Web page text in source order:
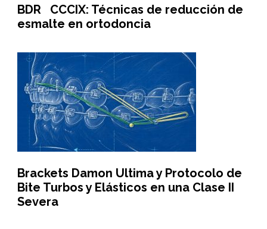
BDR CCCIX: Técnicas de reducción de
esmalte en ortodoncia
Brackets Damon Ultima y Protocolo de
Bite Turbos y Elásticos en una Clase II
Severa